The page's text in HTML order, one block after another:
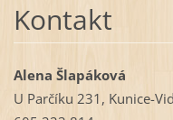
Kontakt
Alena Šlapáková
U Parčíku 231, Kunice-